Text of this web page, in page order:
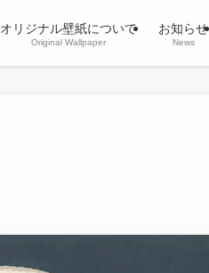
オリジナル壁紙について
Original Wallpaper
お知らせ
News